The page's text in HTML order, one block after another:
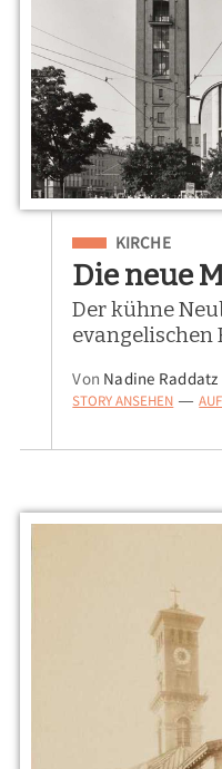
Eingeordnet unter
KIRCHE
Die neue
Der kühne
evangelischen
Von Nadine Raddatz
STORY ANSEHEN —